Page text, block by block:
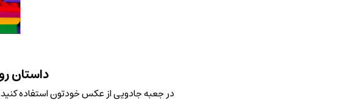
داستان
در جعبه جادویی از عکس خودتون استفاده کنید